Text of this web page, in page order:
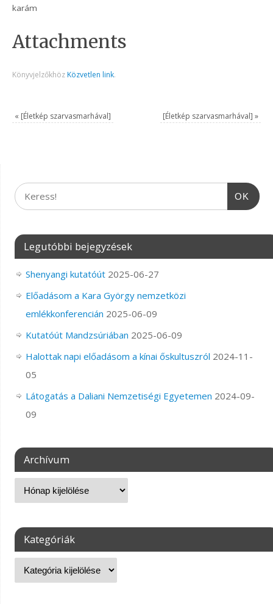
karám
Attachments
Könyvjelzőkhöz Közvetlen link.
« [Életkép szarvasmarhával] [Életkép szarvasmarhával] »
OK
Legutóbbi bejegyzések
Shenyangi kutatóút 2025-06-27
Előadásom a Kara György nemzetközi
emlékkonferencián 2025-06-09
Kutatóút Mandzsúriában 2025-06-09
Halottak napi előadásom a kínai őskultuszról 2024-11-
05
Látogatás a Daliani Nemzetiségi Egyetemen 2024-09-
09
Archívum
Kategóriák